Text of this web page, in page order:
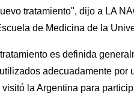
tratamiento", dijo a LA
de Medicina de la
es definida
adecuadamente
la Argentina para